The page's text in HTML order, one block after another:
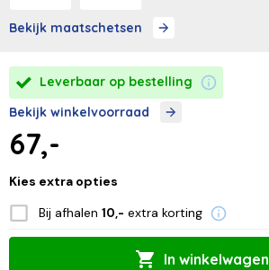
Bekijk maatschetsen
Leverbaar op bestelling
Bekijk winkelvoorraad
67,-
Kies extra opties
Bij afhalen 10,- extra korting
In winkelwagen